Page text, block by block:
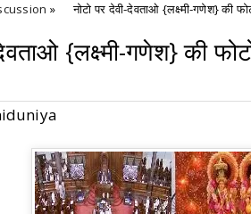
» नोटो पर देवी-देवताओ {लक्ष्मी-गणेश} की
{लक्ष्मी-गणेश} की